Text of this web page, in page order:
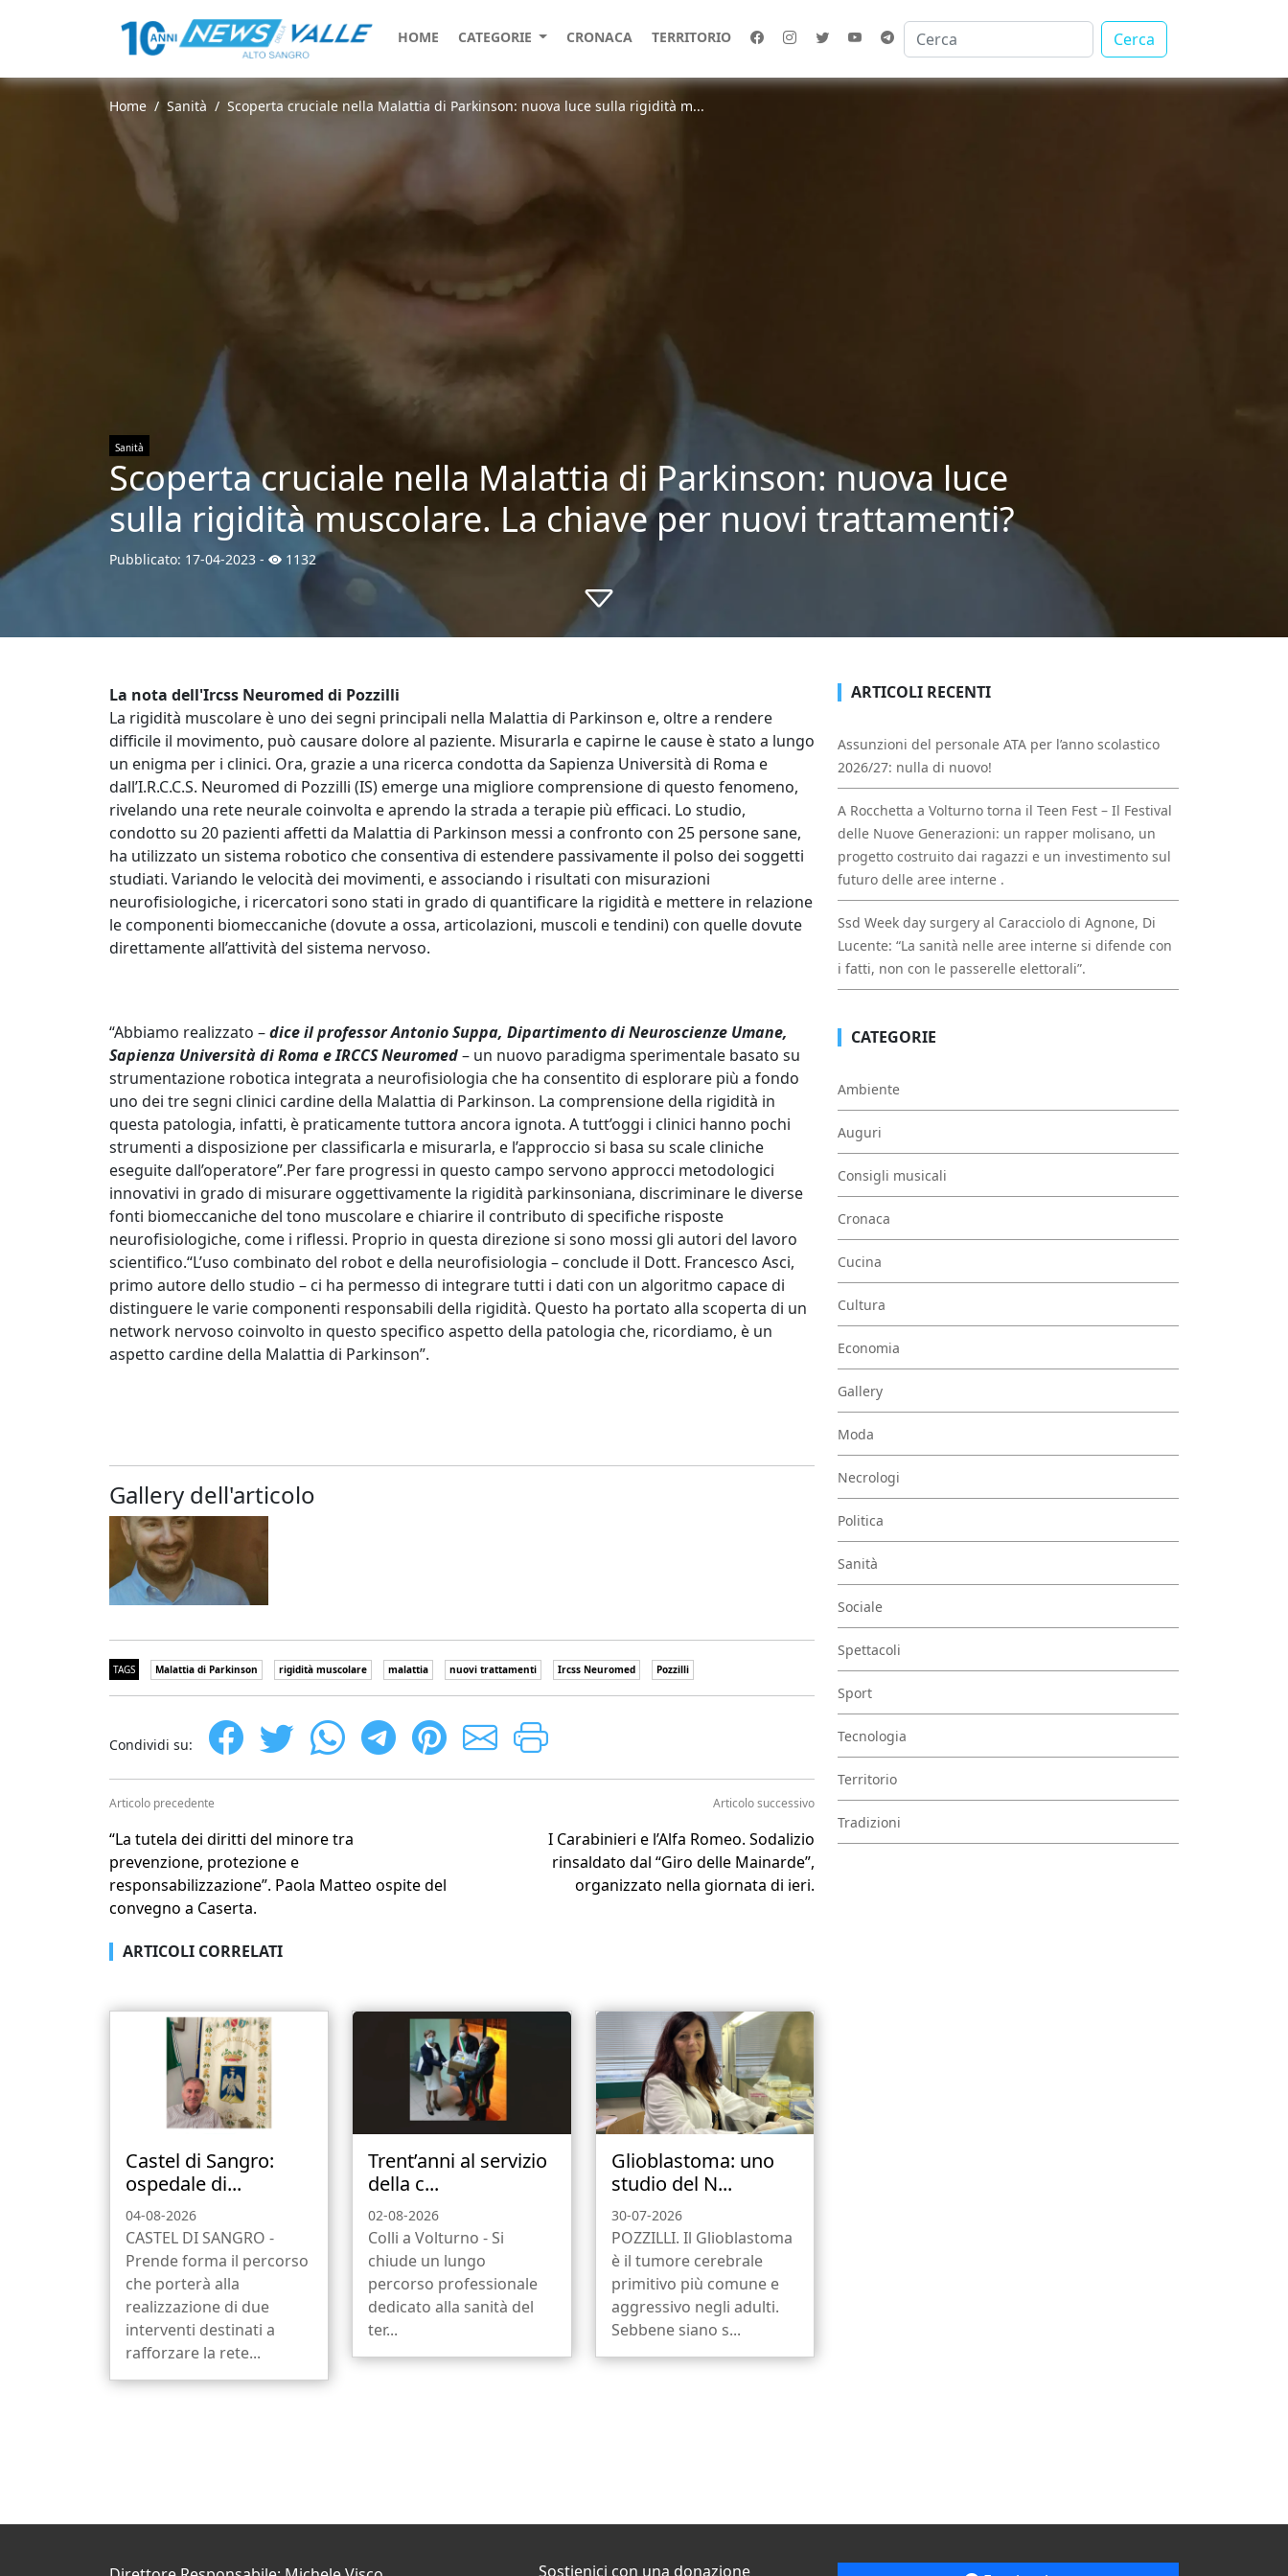
HOME CATEGORIE CRONACA TERRITORIO Cerca
Home Sanità Scoperta cruciale nella Malattia di Parkinson: nuova luce sulla rigidità m...
Sanità
Scoperta cruciale nella Malattia di Parkinson: nuova luce
sulla rigidità muscolare. La chiave per nuovi trattamenti?
Pubblicato: 17-04-2023 - 1132
La nota dell'Ircss Neuromed di Pozzilli
La rigidità muscolare è uno dei segni principali nella Malattia di Parkinson e, oltre a rendere
difficile il movimento, può causare dolore al paziente. Misurarla e capirne le cause è stato a lungo
un enigma per i clinici. Ora, grazie a una ricerca condotta da Sapienza Università di Roma e
dall’I.R.C.C.S. Neuromed di Pozzilli (IS) emerge una migliore comprensione di questo fenomeno,
rivelando una rete neurale coinvolta e aprendo la strada a terapie più efficaci. Lo studio,
condotto su 20 pazienti affetti da Malattia di Parkinson messi a confronto con 25 persone sane,
ha utilizzato un sistema robotico che consentiva di estendere passivamente il polso dei soggetti
studiati. Variando le velocità dei movimenti, e associando i risultati con misurazioni
neurofisiologiche, i ricercatori sono stati in grado di quantificare la rigidità e mettere in relazione
le componenti biomeccaniche (dovute a ossa, articolazioni, muscoli e tendini) con quelle dovute
direttamente all’attività del sistema nervoso.
“Abbiamo realizzato –dice il professor Antonio Suppa, Dipartimento di Neuroscienze Umane,
Sapienza Università di Roma e IRCCS Neuromed– un nuovo paradigma sperimentale basato su
strumentazione robotica integrata a neurofisiologia che ha consentito di esplorare più a fondo
uno dei tre segni clinici cardine della Malattia di Parkinson. La comprensione della rigidità in
questa patologia, infatti, è praticamente tuttora ancora ignota. A tutt’oggi i clinici hanno pochi
strumenti a disposizione per classificarla e misurarla, e l’approccio si basa su scale cliniche
eseguite dall’operatore”.Per fare progressi in questo campo servono approcci metodologici
innovativi in grado di misurare oggettivamente la rigidità parkinsoniana, discriminare le diverse
fonti biomeccaniche del tono muscolare e chiarire il contributo di specifiche risposte
neurofisiologiche, come i riflessi. Proprio in questa direzione si sono mossi gli autori del lavoro
scientifico.“L’uso combinato del robot e della neurofisiologia – conclude il Dott. Francesco Asci,
primo autore dello studio – ci ha permesso di integrare tutti i dati con un algoritmo capace di
distinguere le varie componenti responsabili della rigidità. Questo ha portato alla scoperta di un
network nervoso coinvolto in questo specifico aspetto della patologia che, ricordiamo, è un
aspetto cardine della Malattia di Parkinson”.
Gallery dell'articolo
TAGS Malattia di Parkinson rigidità muscolare malattia nuovi trattamenti Ircss Neuromed Pozzilli
Condividi su:
Articolo precedente
“La tutela dei diritti del minore tra
prevenzione, protezione e
responsabilizzazione”. Paola Matteo ospite del
convegno a Caserta.
Articolo successivo
I Carabinieri e l’Alfa Romeo. Sodalizio
rinsaldato dal “Giro delle Mainarde”,
organizzato nella giornata di ieri.
ARTICOLI CORRELATI
Castel di Sangro:
ospedale di...
04-08-2026
CASTEL DI SANGRO -
Prende forma il percorso
che porterà alla
realizzazione di due
interventi destinati a
rafforzare la rete...
Trent’anni al servizio
della c...
02-08-2026
Colli a Volturno - Si
chiude un lungo
percorso professionale
dedicato alla sanità del
ter...
Glioblastoma: uno
studio del N...
30-07-2026
POZZILLI. Il Glioblastoma
è il tumore cerebrale
primitivo più comune e
aggressivo negli adulti.
Sebbene siano s...
ARTICOLI RECENTI
Assunzioni del personale ATA per l’anno scolastico
2026/27: nulla di nuovo!
A Rocchetta a Volturno torna il Teen Fest – Il Festival
delle Nuove Generazioni: un rapper molisano, un
progetto costruito dai ragazzi e un investimento sul
futuro delle aree interne .
Ssd Week day surgery al Caracciolo di Agnone, Di
Lucente: “La sanità nelle aree interne si difende con
i fatti, non con le passerelle elettorali”.
CATEGORIE
Ambiente
Auguri
Consigli musicali
Cronaca
Cucina
Cultura
Economia
Gallery
Moda
Necrologi
Politica
Sanità
Sociale
Spettacoli
Sport
Tecnologia
Territorio
Tradizioni
Sostienici con una donazione